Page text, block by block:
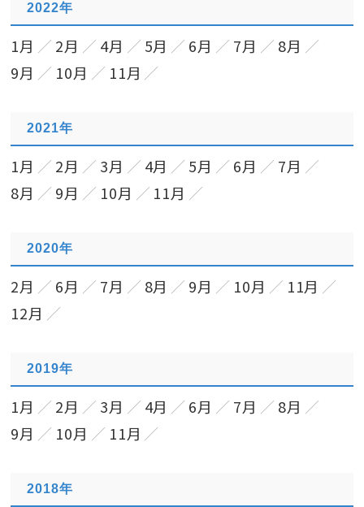
2022年
1月 2月 4月 5月 6月 7月
8月
9月
10月 11月
2021年
1月 2月 3月 4月 5月 6月
7月
8月
9月 10月 11月
2020年
2月 6月 7月 8月 9月 10月
11月
12月
2019年
1月 2月 3月 4月 6月 7月
8月
9月
10月 11月
2018年